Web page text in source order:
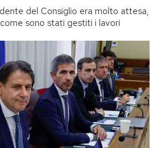
del Consiglio era molto attesa,
sono stati gestiti i lavori